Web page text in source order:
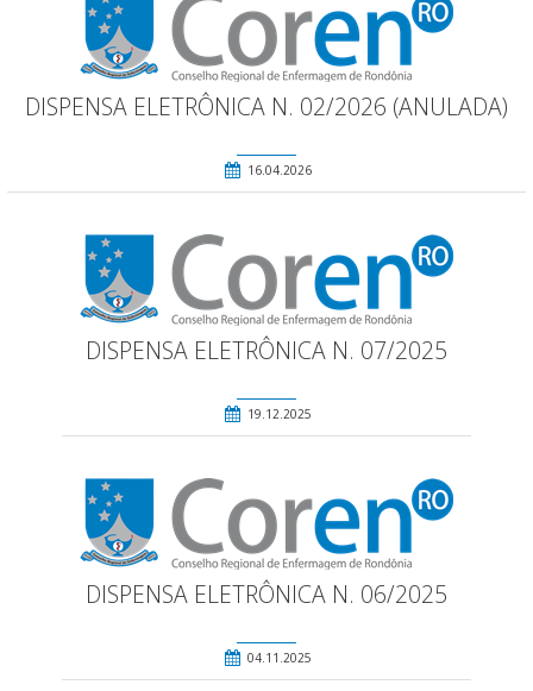
DISPENSA ELETRÔNICA N. 02/2026 (ANULADA)
16.04.2026
DISPENSA ELETRÔNICA N. 07/2025
19.12.2025
DISPENSA ELETRÔNICA N. 06/2025
04.11.2025